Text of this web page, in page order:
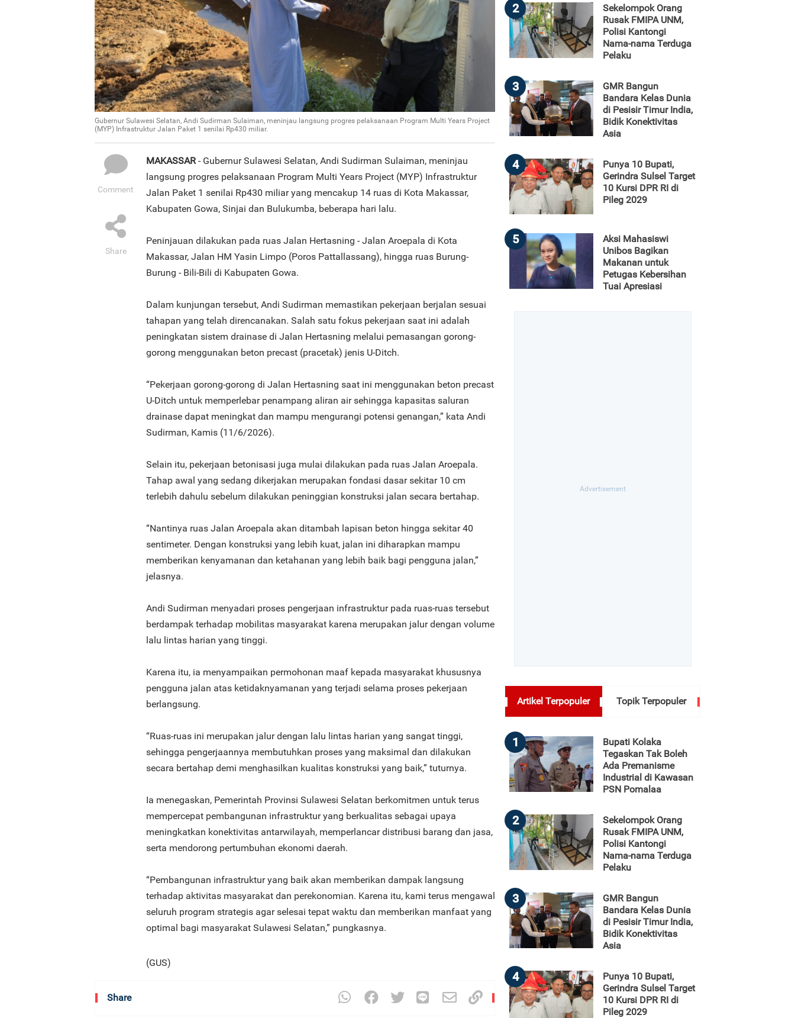
Gubernur Sulawesi Selatan, Andi Sudirman Sulaiman, meninjau langsung progres pelaksanaan Program Multi Years Project
(MYP) Infrastruktur Jalan Paket 1 senilai Rp430 miliar.
Comment
Share
MAKASSAR- Gubernur Sulawesi Selatan, Andi Sudirman Sulaiman, meninjau
langsung progres pelaksanaan Program Multi Years Project (MYP) Infrastruktur
Jalan Paket 1 senilai Rp430 miliar yang mencakup 14 ruas di Kota Makassar,
Kabupaten Gowa, Sinjai dan Bulukumba, beberapa hari lalu.
Peninjauan dilakukan pada ruas Jalan Hertasning - Jalan Aroepala di Kota
Makassar, Jalan HM Yasin Limpo (Poros Pattallassang), hingga ruas Burung-
Burung - Bili-Bili di Kabupaten Gowa.
Dalam kunjungan tersebut, Andi Sudirman memastikan pekerjaan berjalan sesuai
tahapan yang telah direncanakan. Salah satu fokus pekerjaan saat ini adalah
peningkatan sistem drainase di Jalan Hertasning melalui pemasangan gorong-
gorong menggunakan beton precast (pracetak) jenis U-Ditch.
“Pekerjaan gorong-gorong di Jalan Hertasning saat ini menggunakan beton precast
U-Ditch untuk memperlebar penampang aliran air sehingga kapasitas saluran
drainase dapat meningkat dan mampu mengurangi potensi genangan,” kata Andi
Sudirman, Kamis (11/6/2026).
Selain itu, pekerjaan betonisasi juga mulai dilakukan pada ruas Jalan Aroepala.
Tahap awal yang sedang dikerjakan merupakan fondasi dasar sekitar 10 cm
terlebih dahulu sebelum dilakukan peninggian konstruksi jalan secara bertahap.
“Nantinya ruas Jalan Aroepala akan ditambah lapisan beton hingga sekitar 40
sentimeter. Dengan konstruksi yang lebih kuat, jalan ini diharapkan mampu
memberikan kenyamanan dan ketahanan yang lebih baik bagi pengguna jalan,”
jelasnya.
Andi Sudirman menyadari proses pengerjaan infrastruktur pada ruas-ruas tersebut
berdampak terhadap mobilitas masyarakat karena merupakan jalur dengan volume
lalu lintas harian yang tinggi.
Karena itu, ia menyampaikan permohonan maaf kepada masyarakat khususnya
pengguna jalan atas ketidaknyamanan yang terjadi selama proses pekerjaan
berlangsung.
“Ruas-ruas ini merupakan jalur dengan lalu lintas harian yang sangat tinggi,
sehingga pengerjaannya membutuhkan proses yang maksimal dan dilakukan
secara bertahap demi menghasilkan kualitas konstruksi yang baik,” tuturnya.
Ia menegaskan, Pemerintah Provinsi Sulawesi Selatan berkomitmen untuk terus
mempercepat pembangunan infrastruktur yang berkualitas sebagai upaya
meningkatkan konektivitas antarwilayah, memperlancar distribusi barang dan jasa,
serta mendorong pertumbuhan ekonomi daerah.
“Pembangunan infrastruktur yang baik akan memberikan dampak langsung
terhadap aktivitas masyarakat dan perekonomian. Karena itu, kami terus mengawal
seluruh program strategis agar selesai tepat waktu dan memberikan manfaat yang
optimal bagi masyarakat Sulawesi Selatan,” pungkasnya.
(GUS)
Share
2
Sekelompok Orang
Rusak FMIPA UNM,
Polisi Kantongi
Nama-nama Terduga
Pelaku
3
GMR Bangun
Bandara Kelas Dunia
di Pesisir Timur India,
Bidik Konektivitas
Asia
4
Punya 10 Bupati,
Gerindra Sulsel Target
10 Kursi DPR RI di
Pileg 2029
5
Aksi Mahasiswi
Unibos Bagikan
Makanan untuk
Petugas Kebersihan
Tuai Apresiasi
Artikel Terpopuler Topik Terpopuler
1
Bupati Kolaka
Tegaskan Tak Boleh
Ada Premanisme
Industrial di Kawasan
PSN Pomalaa
2
Sekelompok Orang
Rusak FMIPA UNM,
Polisi Kantongi
Nama-nama Terduga
Pelaku
3
GMR Bangun
Bandara Kelas Dunia
di Pesisir Timur India,
Bidik Konektivitas
Asia
4
Punya 10 Bupati,
Gerindra Sulsel Target
10 Kursi DPR RI di
Pileg 2029